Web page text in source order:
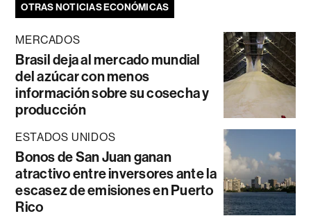
OTRAS NOTICIAS ECONÓMICAS
MERCADOS
Brasil deja al mercado mundial
del azúcar con menos
información sobre su cosecha y
producción
ESTADOS UNIDOS
Bonos de San Juan ganan
atractivo entre inversores ante la
escasez de emisiones en Puerto
Rico